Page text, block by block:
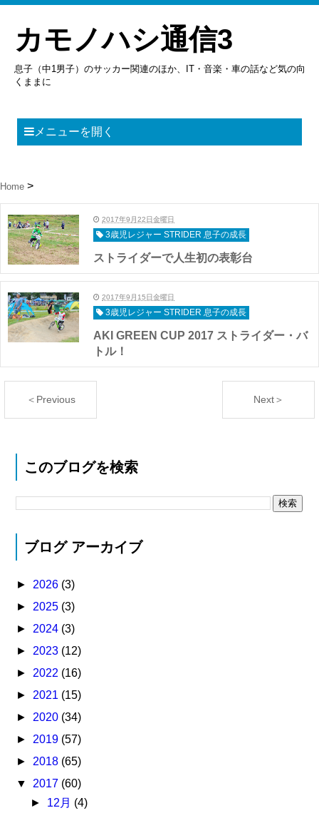
カモノハシ通信3
息子（中1男子）のサッカー関連のほか、IT・音楽・車の話など気の向
くままに
メニューを開く
Home
2017年9月22日金曜日
3歳児レジャー STRIDER 息子の成長
ストライダーで人生初の表彰台
2017年9月15日金曜日
3歳児レジャー STRIDER 息子の成長
AKI GREEN CUP 2017 ストライダー・バ
トル！
＜Previous Next＞
このブログを検索
ブログ アーカイブ
► 2026 (3)
► 2025 (3)
► 2024 (3)
► 2023 (12)
► 2022 (16)
► 2021 (15)
► 2020 (34)
► 2019 (57)
► 2018 (65)
▼ 2017 (60)
► 12月 (4)